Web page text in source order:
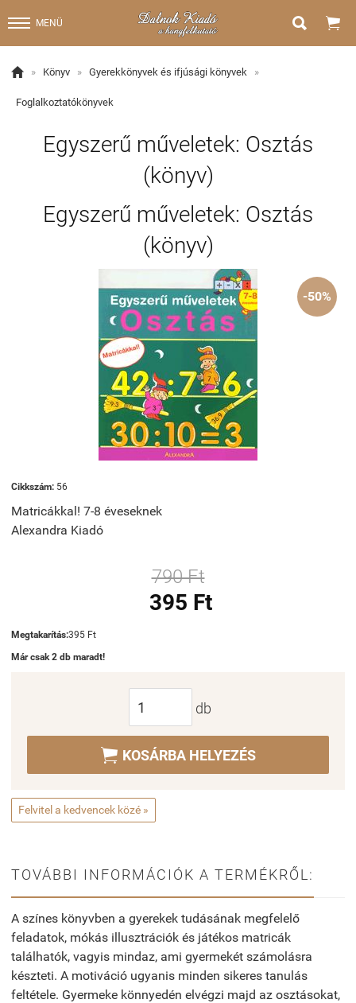
MENÜ  
 » Könyv » Gyerekkönyvek és ifjúsági könyvek »
Foglalkoztatókönyvek
Egyszerű műveletek: Osztás
(könyv)
Egyszerű műveletek: Osztás
(könyv)
-50%
Cikkszám: 56
Matricákkal! 7-8 éveseknek
Alexandra Kiadó
790 Ft
395 Ft
Megtakarítás:395 Ft
Már csak 2 db maradt!
db
 KOSÁRBA HELYEZÉS
Felvitel a kedvencek közé »
TOVÁBBI INFORMÁCIÓK A TERMÉKRŐL:
A színes könyvben a gyerekek tudásának megfelelő
feladatok, mókás illusztrációk és játékos matricák
találhatók, vagyis mindaz, ami gyermekét számolásra
készteti. A motiváció ugyanis minden sikeres tanulás
feltétele. Gyermeke könnyedén elvégzi majd az osztásokat,